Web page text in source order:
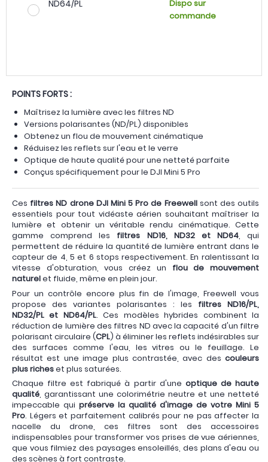
ND64/PL
Dispo sur
commande
POINTS FORTS :
Maîtrisez la lumière avec les filtres ND
Versions polarisantes (ND/PL) disponibles
Obtenez un flou de mouvement cinématique
Réduisez les reflets sur l'eau et le verre
Optique de haute qualité pour une netteté parfaite
Conçus spécifiquement pour le DJI Mini 5 Pro
Ces filtres ND drone DJI Mini 5 Pro de Freewellsont des outils
essentiels pour tout vidéaste aérien souhaitant maîtriser la
lumière et obtenir un véritable rendu cinématique. Cette
gamme comprend les filtres ND16, ND32 et ND64, qui
permettent de réduire la quantité de lumière entrant dans le
capteur de 4, 5 et 6 stops respectivement. En ralentissant la
vitesse d'obturation, vous créez un flou de mouvement
naturelet fluide, même en plein jour.
Pour un contrôle encore plus fin de l'image, Freewell vous
propose des variantes polarisantes : les filtres ND16/PL,
ND32/PL et ND64/PL. Ces modèles hybrides combinent la
réduction de lumière des filtres ND avec la capacité d'un filtre
polarisant circulaire (CPL) à éliminer les reflets indésirables sur
des surfaces comme l'eau, les vitres ou le feuillage. Le
résultat est une image plus contrastée, avec des couleurs
plus richeset plus saturées.
Chaque filtre est fabriqué à partir d'une optique de haute
qualité, garantissant une colorimétrie neutre et une netteté
impeccable qui préserve la qualité d'image de votre Mini 5
Pro. Légers et parfaitement calibrés pour ne pas affecter la
nacelle du drone, ces filtres sont des accessoires
indispensables pour transformer vos prises de vue aériennes,
que vous filmiez des paysages ensoleillés, des plans d'eau ou
des scènes à fort contraste.